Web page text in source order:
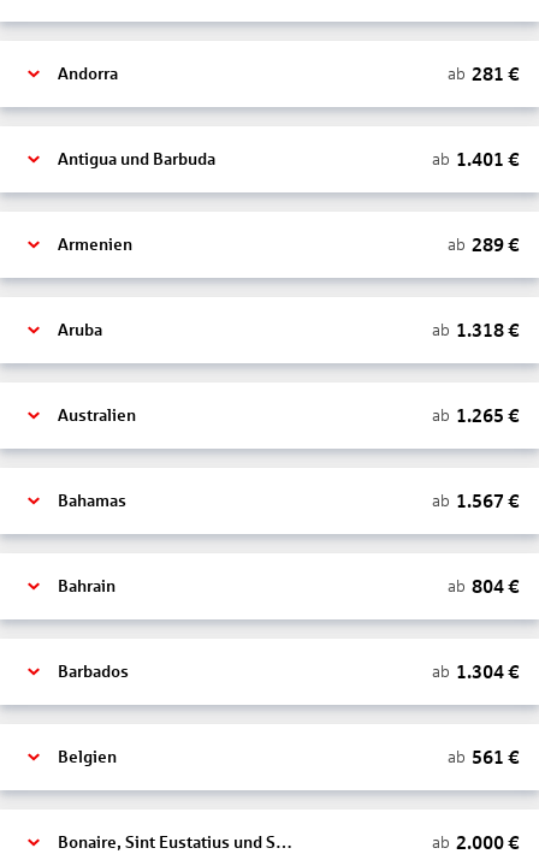
Andorra ab 281 €
Antigua und Barbuda ab 1.401 €
Armenien ab 289€
Aruba ab 1.318€
Australien ab 1.265 €
Bahamas ab 1.567 €
Bahrain ab 804€
Barbados ab 1.304€
Belgien ab 561 €
Bonaire, Sint Eustatius und Saba ab 2.000€